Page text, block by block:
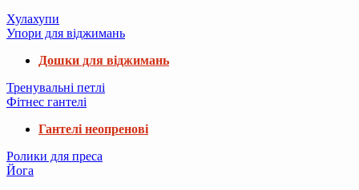
Хулахупи
Упори для віджимань
Дошки для віджимань
Тренувальні петлі
Фітнес гантелі
Гантелі неопренові
Ролики для преса
Йога